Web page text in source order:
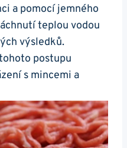
a pomocí ​jemného
teplou ⁣vodou
výsledků.
postupu
⁤s mincemi ⁣a